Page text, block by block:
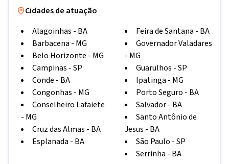
Cidades de atuação
Alagoinhas - BA
Barbacena - MG
Belo Horizonte - MG
Campinas -SP
Conde - BA
Congonhas - MG
Conselheiro Lafaiete
- MG
Cruz das Almas - BA
Esplanada - BA
Feira de Santana - BA
Governador Valadares
- MG
Guarulhos -SP
Ipatinga - MG
Porto Seguro - BA
Salvador- BA
Santo Antônio de
Jesus - BA
São Paulo -SP
Serrinha - BA